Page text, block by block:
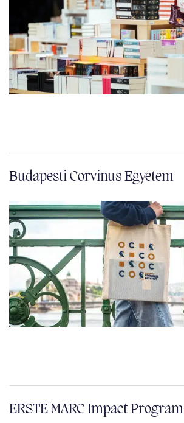
Budapesti Corvinus Egyetem
ERSTE MARC Impact Program